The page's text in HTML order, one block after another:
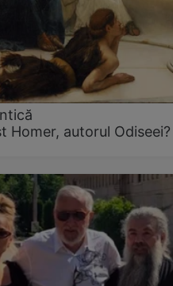
Homer, autorul Odiseei?